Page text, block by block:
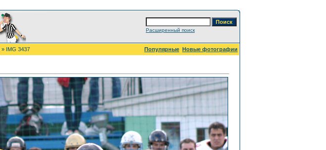
Расширенный поиск
» IMG 3437 Популярные Новые фотографии